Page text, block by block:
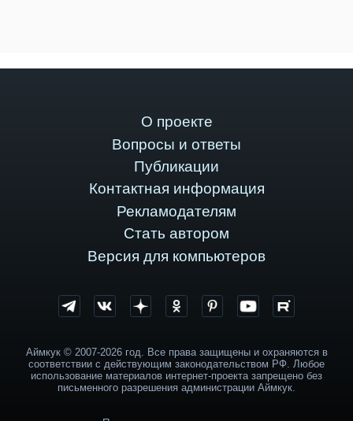
О проекте
Вопросы и ответы
Публикации
Контактная информация
Рекламодателям
Стать автором
Версия для компьютеров
Аймкук © 2007-2026 год. Все права защищены и охраняются в
соответствии с действующим законодательством РФ. Любое
использование материалов интернет-проекта запрещено без
письменного разрешения администрации Аймкук.